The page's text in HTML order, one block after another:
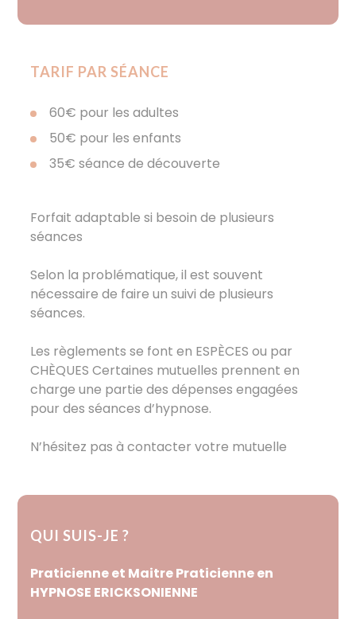
TARIF PAR SÉANCE
60€ pour les adultes
50€ pour les enfants
35€ séance de découverte
Forfait adaptable si besoin de plusieurs
séances
Selon la problématique, il est souvent
nécessaire de faire un suivi de plusieurs
séances.
Les règlements se font en ESPÈCES ou par
CHÈQUES Certaines mutuelles prennent en
charge une partie des dépenses engagées
pour des séances d’hypnose.
N’hésitez pas à contacter votre mutuelle
QUI SUIS-JE ?
Praticienne et Maitre Praticienne en
HYPNOSE ERICKSONIENNE